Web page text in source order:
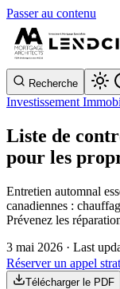
Passer au contenu
Recherche
Investissement
Liste de
pour les
Entretien automnal
canadiennes :
Prévenez les
3 mai 2026 · Last
Réserver un appel
Télécharger le PDF